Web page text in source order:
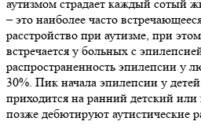
аутизмом страдает каждый сотый
– это наиболее часто
расстройство при аутизме, при
встречается у больных с
распространенность эпилепсии у
30%. Пик начала эпилепсии у
приходится на ранний детский
позже дебютируют аутистические